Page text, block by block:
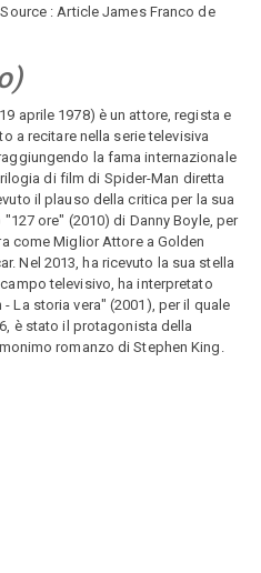
: Article James Franco de
)
aprile 1978) è un attore, regista e
a recitare nella serie televisiva
la fama internazionale
di film di Spider-Man diretta
il plauso della critica per la sua
ore" (2010) di Danny Boyle, per
come Miglior Attore a Golden
Nel 2013, ha ricevuto la sua stella
televisivo, ha interpretato
La storia vera" (2001), per il quale
è stato il protagonista della
romanzo di Stephen King.